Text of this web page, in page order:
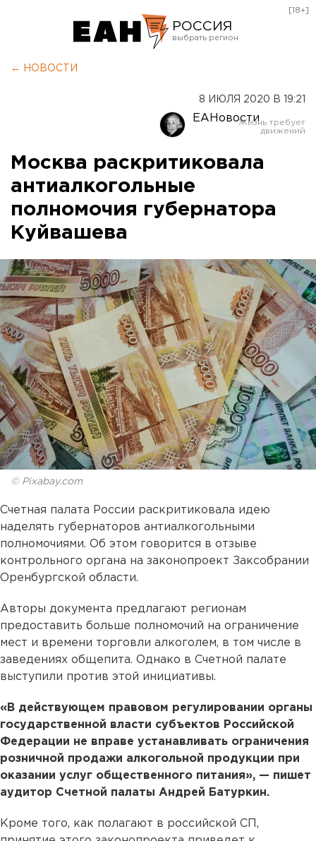
РОССИЯ
Оренбург
[18+]
← НОВОСТИ
8 ИЮЛЯ 2020 В 19:21
ЕАНовости
Москва раскритиковала
антиалкогольные
полномочия губернатора
Куйвашева
© Pixabay.com
Счетная палата России раскритиковала идею
наделять губернаторов антиалкогольными
полномочиями. Об этом говорится в отзыве
контрольного органа на законопроект Заксобрании
Оренбургской области.
Авторы документа предлагают регионам
предоставить больше полномочий на ограничение
мест и времени торговли алкоголем, в том числе в
заведениях общепита. Однако в Счетной палате
выступили против этой инициативы.
«В действующем правовом регулировании органы
государственной власти субъектов Российской
Федерации не вправе устанавливать ограничения
розничной продажи алкогольной продукции при
оказании услуг общественного питания», — пишет
аудитор Счетной палаты Андрей Батуркин.
Кроме того, как полагают в российской СП,